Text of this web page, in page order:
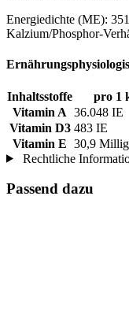
Energiedichte (ME):
Kalzium/Phosphor-
Inhaltsstoffe
pro 1
Vitamin A 36.048 IE
Vitamin D3 483 IE
Vitamin E 30,9
Rechtliche
Passend dazu